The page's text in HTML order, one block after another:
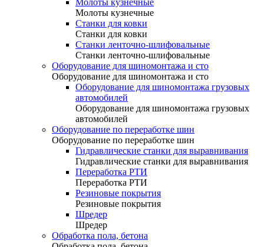
Молоты кузнечные
Молоты кузнечные
Станки для ковки
Станки для ковки
Станки ленточно-шлифовальные
Станки ленточно-шлифовальные
Оборудование для шиномонтажа и сто
Оборудование для шиномонтажа и сто
Оборудование для шиномонтажа грузовых
автомобилей
Оборудование для шиномонтажа грузовых
автомобилей
Оборудование по переработке шин
Оборудование по переработке шин
Гидравлические станки для выравнивания
Гидравлические станки для выравнивания
Переработка РТИ
Переработка РТИ
Резиновые покрытия
Резиновые покрытия
Шредер
Шредер
Обработка пола, бетона